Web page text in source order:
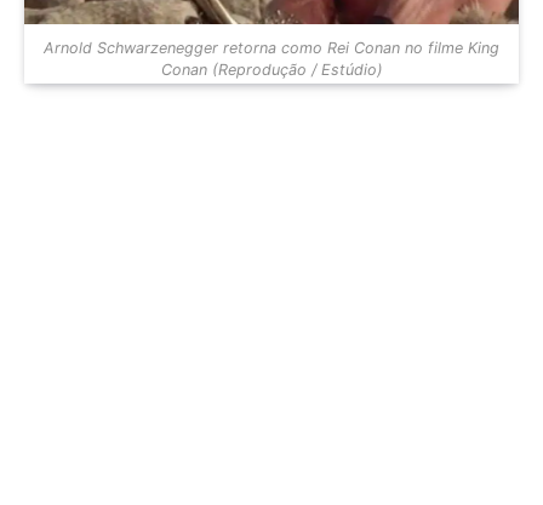
Arnold Schwarzenegger retorna como Rei Conan no filme King
Conan (Reprodução / Estúdio)